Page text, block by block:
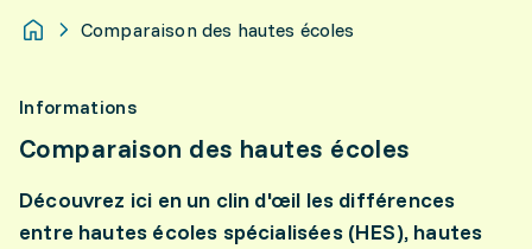
Comparaison des hautes écoles
Informations
Comparaison des hautes écoles
Découvrez ici en un clin d'œil les différences
entre hautes écoles spécialisées (HES), hautes